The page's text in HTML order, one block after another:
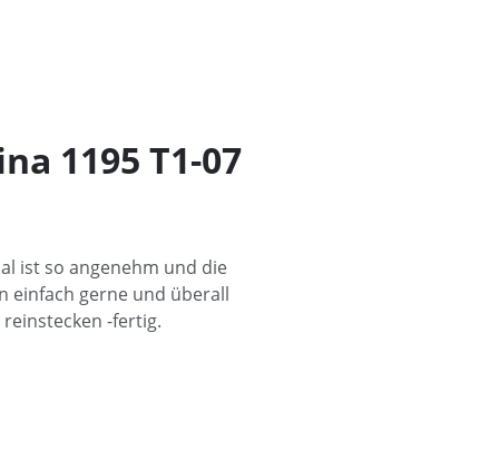
1195 T1-07
ist so angenehm und die
einfach gerne und überall
-fertig.